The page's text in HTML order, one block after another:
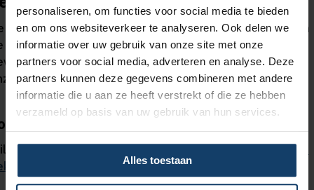
personaliseren, om functies voor social media te bieden
en om ons websiteverkeer te analyseren. Ook delen we
informatie over uw gebruik van onze site met onze
partners voor social media, adverteren en analyse. Deze
partners kunnen deze gegevens combineren met andere
informatie die u aan ze heeft verstrekt of die ze hebben
verzameld op basis van uw gebruik van hun services.
Alles toestaan
informatie op deze pagina is een verkorte weergave van
vergoedingen en is bedoeld om je een eerste indruk te
van de dekking. Je kunt alleen rechten ontlenen aan
polisvoorwaarden 2026.
verzekering
je weten hoe je verzekerd bent?
Ga naar Mijn Salland en
alle informatie over jouw eigen zorgverzekering.